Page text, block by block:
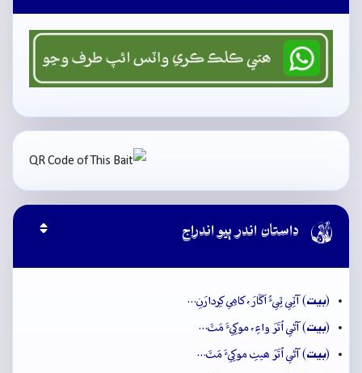
 داستان اندر ٻيو اندراج
(بيت) آٽِي ٿِيءُ اَڱارَ، کامِي کِردارَنِ…
(بيت) آڻي اُتَرَ واءِ، موکِيءَ مَٽَ…
(بيت) آڻي اُتَرَ ھيٺِ موکِيءَ مَٽَ…